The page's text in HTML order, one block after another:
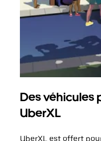
Des véhicules
UberXL
UberXL est offert